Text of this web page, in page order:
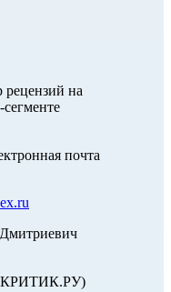
рецензий на
почта